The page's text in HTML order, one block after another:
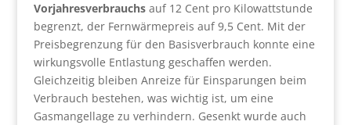
Vorjahresverbrauchsauf 12 Cent pro Kilowattstunde
begrenzt, der Fernwärmepreis auf 9,5 Cent. Mit der
Preisbegrenzung für den Basisverbrauch konnte eine
wirkungsvolle Entlastung geschaffen werden.
Gleichzeitig bleiben Anreize für Einsparungen beim
Verbrauch bestehen, was wichtig ist, um eine
Gasmangellage zu verhindern. Gesenkt wurde auch